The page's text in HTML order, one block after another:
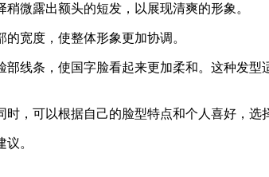
微露出额头的短发，以展现清爽的形象。
宽度，使整体形象更加协调。
线条，使国字脸看起来更加柔和。这种发
，可以根据自己的脸型特点和个人喜好，选
。